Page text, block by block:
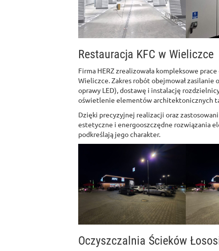
Restauracja KFC w Wieliczce
Firma HERZ zrealizowała kompleksowe
Wieliczce. Zakres robót obejmował
oprawy LED), dostawę i instalację
oświetlenie elementów architektonicznych
Dzięki precyzyjnej realizacji oraz
estetyczne i energooszczędne rozwiązania
podkreślają jego charakter.
Oczyszczalnia Ścieków